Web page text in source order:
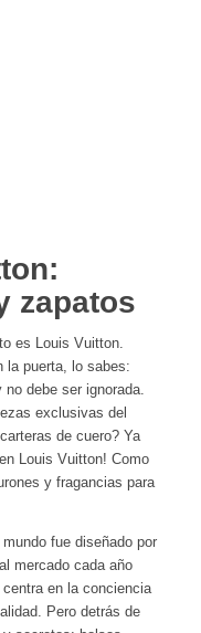
zapatos
es Louis Vuitton.
la puerta, lo sabes:
debe ser ignorada.
exclusivas del
de cuero? Ya
Louis Vuitton! Como
y fragancias para
fue diseñado por
mercado cada año
en la conciencia
Pero detrás de